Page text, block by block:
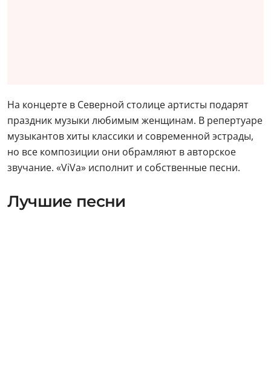
На концерте в Северной столице артисты подарят
праздник музыки любимым женщинам. В репертуаре
музыкантов хиты классики и современной эстрады,
но все композиции они обрамляют в авторское
звучание. «ViVa» исполнит и собственные песни.
Лучшие песни